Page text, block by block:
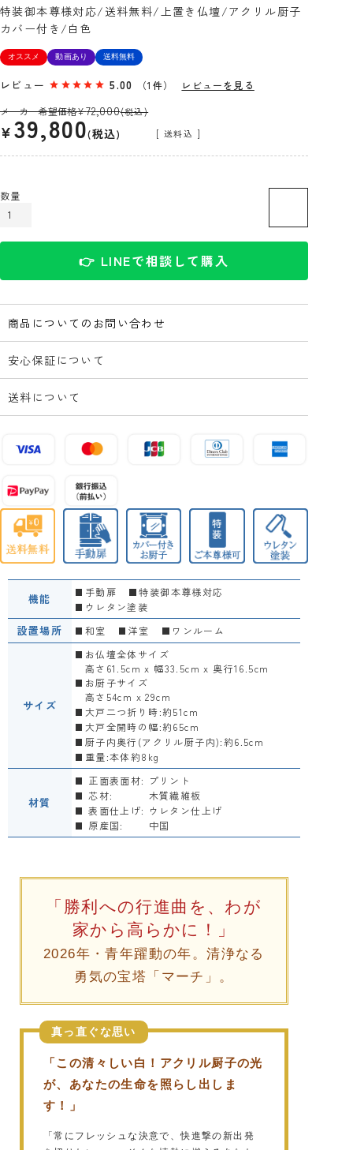
特装御本尊様対応/送料無料/上置き仏壇/アクリル厨子
カバー付き/白色
オススメ 動画あり 送料無料
レビュー 5.00 （1件）
レビューを見る
メーカー希望価格¥72,000(税込)
¥ 39,800 税込 送料込
👉 LINEで相談して購入
商品についてのお問い合わせ
安心保証について
送料について
機能 手動扉
特装御本尊様対応
ウレタン塗装
設置場所 和室 洋室 ワンルーム
サイズ
お仏壇全体サイズ
高さ61.5cm x 幅33.5cm x 奥行16.5cm
お厨子サイズ
高さ54cm x 29cm
大戸二つ折り時:約51cm
大戸全開時の幅:約65cm
厨子内奥行(アクリル厨子内):約6.5cm
重量:本体約8kg
材質
正面表面材: プリント
芯材:
木質繊維板
表面仕上げ: ウレタン仕上げ
原産国:
中国
「勝利への行進曲を、わが
家から高らかに！」
2026年・青年躍動の年。清浄なる
勇気の宝塔「マーチ」。
真っ直ぐな思い
「この清々しい白！アクリル厨子の光
が、あなたの生命を照らし出しま
す！」
「常にフレッシュな決意で、快進撃の新出発